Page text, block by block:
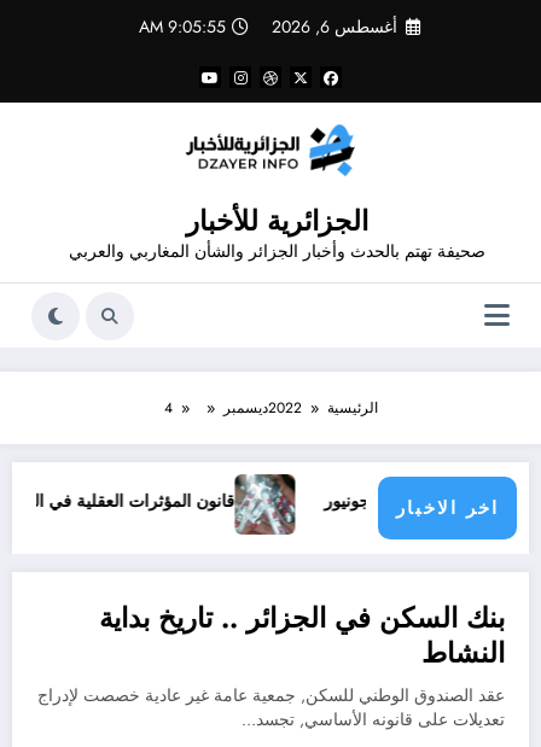
أغسطس 6, 2026 9:05:55 AM
الجزائرية للأخبار
صحيفة تهتم بالحدث وأخبار الجزائر والشأن المغاربي والعربي
الرئيسية 2022ديسمبر 4
اخر الاخبار
فينيسيوس جونيور قانون المؤثرات العقلية في الجزائر
ديسمبر 4, 2022
بنك السكن في الجزائر .. تاريخ بداية
النشاط
عقد الصندوق الوطني للسكن, جمعية عامة غير عادية خصصت لإدراج
تعديلات على قانونه الأساسي, تجسد…